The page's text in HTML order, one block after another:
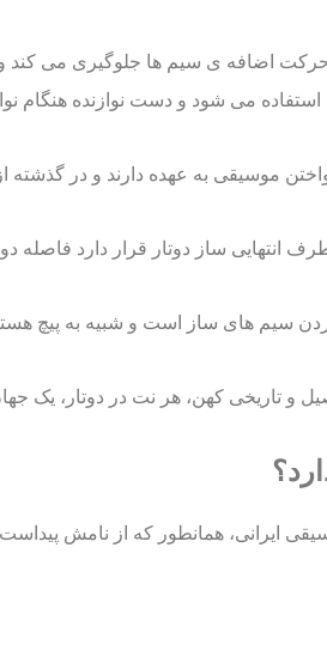
اضافه ی سیم ها جلوگیری می کند و
می شود و دست نوازنده هنگام
موسیقی به عهده دارند و در گذشته
فاصله دو گوشه از هم 5 سانتی متر است و جنس گوشه ها هماهنگ با دسته ساز از
سیم های ساز است و شبیه به پیچ
و تاریخی کهن، هر نت در دوتار،
ایرانی، همانطور که از نامش